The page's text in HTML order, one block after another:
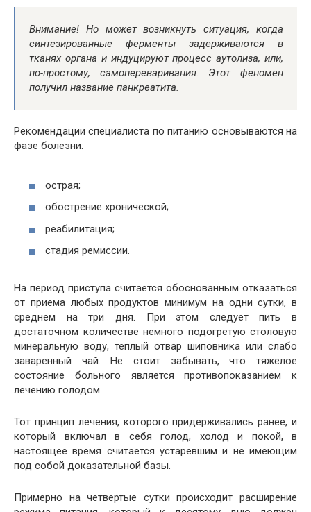
Внимание! Но может возникнуть ситуация, когда
синтезированные ферменты задерживаются в
тканях органа и индуцируют процесс аутолиза, или,
по-простому, самопереваривания. Этот феномен
получил название панкреатита.
Рекомендации специалиста по питанию основываются на
фазе болезни:
острая;
обострение хронической;
реабилитация;
стадия ремиссии.
На период приступа считается обоснованным отказаться
от приема любых продуктов минимум на одни сутки, в
среднем на три дня. При этом следует пить в
достаточном количестве немного подогретую столовую
минеральную воду, теплый отвар шиповника или слабо
заваренный чай. Не стоит забывать, что тяжелое
состояние больного является противопоказанием к
лечению голодом.
Тот принцип лечения, которого придерживались ранее, и
который включал в себя голод, холод и покой, в
настоящее время считается устаревшим и не имеющим
под собой доказательной базы.
Примерно на четвертые сутки происходит расширение